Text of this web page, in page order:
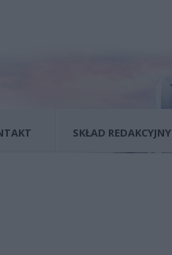
SKŁAD REDAKCYJNY